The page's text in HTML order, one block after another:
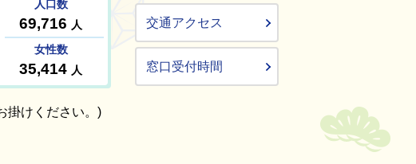
掛けください。)
交通アクセス
窓口受付時間